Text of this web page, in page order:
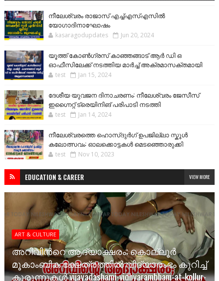
നീലേശ്വരം രാജാസ് എച്ച്എസ്എസിൽ
യോഗാദിനാഘോഷം
kasaragodupdates Jun 20, 2024
യൂത്ത് കോൺഗ്രസ് കാഞ്ഞങ്ങാട് ആർ ഡി ഒ
ഓഫീസിലേക്ക് നടത്തിയ മാർച്ച് അക്രമാസക്തമായി
test Jan 15, 2024
ദേശീയ യുവജന ദിനാചരണം: നീലേശ്വരം ജേസീസ്
ഇഗ്നൈറ്റ് ട്രെയിനിങ് പരിപാടി നടത്തി
test Jan 14, 2024
നീലേശ്വരത്തെ ഹൊസ്ദുർഗ് ഉപജില്ലാ സ്കൂൾ
കലോത്സവം: ഓലക്കൊട്ടകൾ മെടഞ്ഞൊരുക്കി
test Nov 10, 2023
EDUCATION & CAREER VIEW MORE
ART & CULTURE
അറിവിന്‍റെ ആദ്യാക്ഷരം; കൊല്ലൂർ
മൂകാംബിക ക്ഷേത്രത്തിൽ വിദ്യാരംഭം കുറിച്ച്
കുരുന്നുകൾ vijayadashami-vidhyarambham-at-kollur-